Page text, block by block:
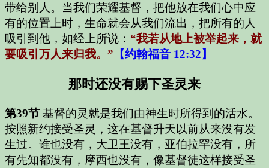
带给别人。当我们荣耀基督，把他放在我们心中应
有的位置上时，生命就会从我们流出，把所有的人
吸引到他，如经上所说： “我若从地上被举起来，就
要吸引万人来归我。” 【约翰福音 12:32】
那时还没有赐下圣灵来
第39节 基督的灵就是我们由神生时所得到的活水。
按照新约接受圣灵，这在基督升天以前从来没有发
生过。谁也没有，大卫王没有，亚伯拉罕没有，所
有先知都没有，摩西也没有，像基督徒这样接受圣